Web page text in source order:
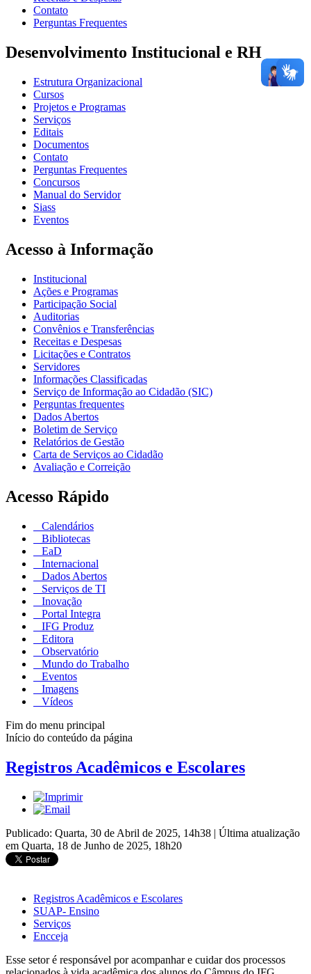
Contato
Perguntas Frequentes
Desenvolvimento Institucional e RH
Estrutura Organizacional
Cursos
Projetos e Programas
Serviços
Editais
Documentos
Contato
Perguntas Frequentes
Concursos
Manual do Servidor
Siass
Eventos
Acesso à Informação
Institucional
Ações e Programas
Participação Social
Auditorias
Convênios e Transferências
Receitas e Despesas
Licitações e Contratos
Servidores
Informações Classificadas
Serviço de Informação ao Cidadão (SIC)
Perguntas frequentes
Dados Abertos
Boletim de Serviço
Relatórios de Gestão
Carta de Serviços ao Cidadão
Avaliação e Correição
Acesso Rápido
Calendários
Bibliotecas
EaD
Internacional
Dados Abertos
Serviços de TI
Inovação
Portal Integra
IFG Produz
Editora
Observatório
Mundo do Trabalho
Eventos
Imagens
Vídeos
Fim do menu principal
Início do conteúdo da página
Registros Acadêmicos e Escolares
Publicado: Quarta, 30 de Abril de 2025, 14h38 | Última atualização
em Quarta, 18 de Junho de 2025, 18h20
Registros Acadêmicos e Escolares
SUAP- Ensino
Serviços
Encceja
Esse setor é responsável por acompanhar e cuidar dos processos